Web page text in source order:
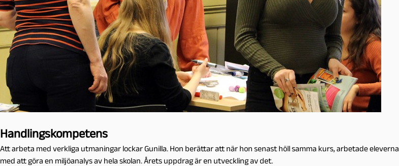
Handlingskompetens
Att arbeta med verkliga utmaningar lockar Gunilla. Hon berättar att när hon senast höll samma kurs, arbetade eleverna
med att göra en miljöanalys av hela skolan. Årets uppdrag är en utveckling av det.